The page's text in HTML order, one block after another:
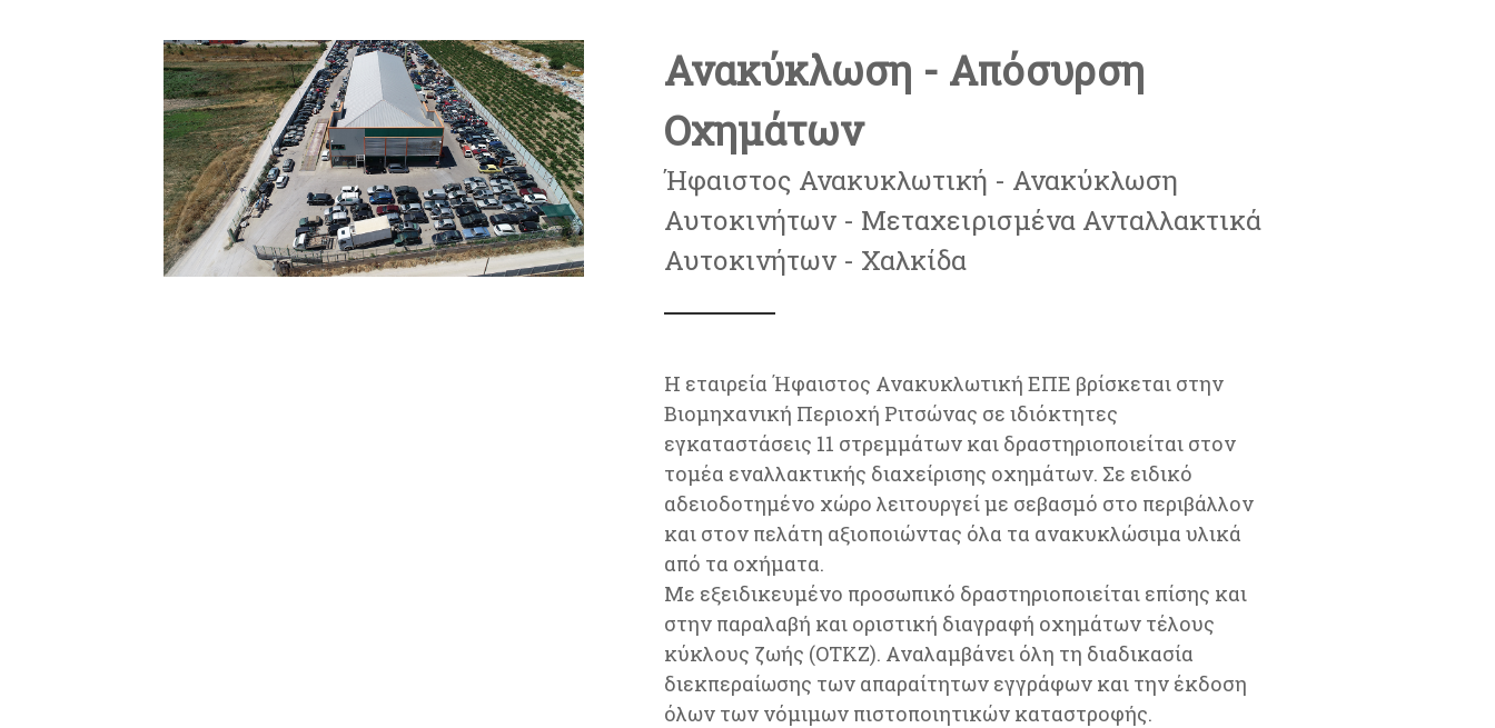
Ανακύκλωση - Απόσυρση
Οχημάτων
Ήφαιστος Ανακυκλωτική - Ανακύκλωση
Αυτοκινήτων - Μεταχειρισμένα Ανταλλακτικά
Αυτοκινήτων - Χαλκίδα
Η εταιρεία Ήφαιστος Ανακυκλωτική ΕΠΕ βρίσκεται στην
Βιομηχανική Περιοχή Ριτσώνας σε ιδιόκτητες
εγκαταστάσεις 11 στρεμμάτων και δραστηριοποιείται στον
τομέα εναλλακτικής διαχείρισης οχημάτων. Σε ειδικό
αδειοδοτημένο χώρο λειτουργεί με σεβασμό στο περιβάλλον
και στον πελάτη αξιοποιώντας όλα τα ανακυκλώσιμα υλικά
από τα οχήματα.
Με εξειδικευμένο προσωπικό δραστηριοποιείται επίσης και
στην παραλαβή και οριστική διαγραφή οχημάτων τέλους
κύκλους ζωής (ΟΤΚΖ). Αναλαμβάνει όλη τη διαδικασία
διεκπεραίωσης των απαραίτητων εγγράφων και την έκδοση
όλων των νόμιμων πιστοποιητικών καταστροφής.